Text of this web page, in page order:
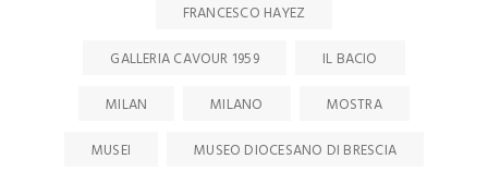
FRANCESCO HAYEZ
GALLERIA CAVOUR 1959
IL BACIO
MILAN
MILANO
MOSTRA
MUSEI
MUSEO DIOCESANO DI BRESCIA